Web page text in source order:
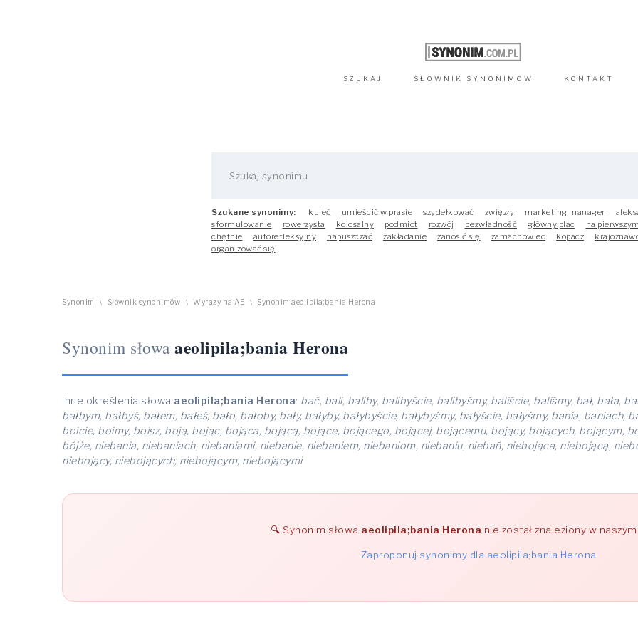
SZUKAJ SŁOWNIK SYNONIMÓW KONTAKT
Szukane synonimy: kuleć umieścić w prasie szydełkować zwięzły marketing manager
sformułowanie
rowerzysta kolosalny podmiot rozwój bezwładność główny plac na
chętnie
autorefleksyjny napuszczać zakładanie zanosić się zamachowiec kopacz
organizować się
Synonim \ Słownik synonimów \ Wyrazy na AE \ Synonim aeolipila;bania Herona
Synonim słowa aeolipila;bania Herona
Inne określenia słowa aeolipila;bania Herona: bać, bali, baliby, balibyście, balibyśmy, baliście, baliśmy, bał, bała,
bałbym, bałbyś, bałem, bałeś, bało, bałoby, bały, bałyby, bałybyście, bałybyśmy, bałyście, bałyśmy, bania,
boicie, boimy, boisz, boją, bojąc, bojąca, bojącą, bojące, bojącego, bojącej, bojącemu, bojący, bojących, bojącym,
bójże, niebania, niebaniach, niebaniami, niebanie, niebaniem, niebaniom, niebaniu, niebań, niebojąca, niebojącą,
niebojący, niebojących, niebojącym, niebojącymi
Synonim słowa aeolipila;bania Herona nie został znaleziony w naszym
Zaproponuj synonimy dla aeolipila;bania Herona